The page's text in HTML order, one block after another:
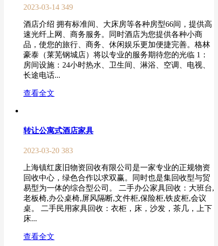
2023-03-14 349
酒店介绍 拥有标准间、大床房等各种房型66间，提供高
速光纤上网、商务服务。同时酒店为您提供各种小商
品，使您的旅行、商务、休闲娱乐更加便捷完善。格林
豪泰（莱芜钢城店）将以专业的服务期待您的光临 1：
房间设施：24小时热水、卫生间、淋浴、空调、电视、
长途电话...
查看全文
转让公寓式酒店家具
2023-03-20 383
上海镇红废旧物资回收有限公司是一家专业的正规物资
回收中心，绿色合作以求双赢。同时也是集回收型与贸
易型为一体的综合型公司。 二手办公家具回收：大班台,
老板椅,办公桌椅,屏风隔断,文件柜,保险柜,铁皮柜,会议
桌。 二手民用家具回收：衣柜，床，沙发，茶几，上下
床...
查看全文